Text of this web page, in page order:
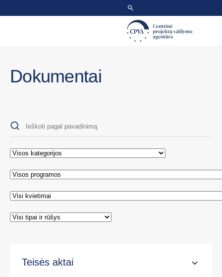
Dokumentai
Teisės aktai